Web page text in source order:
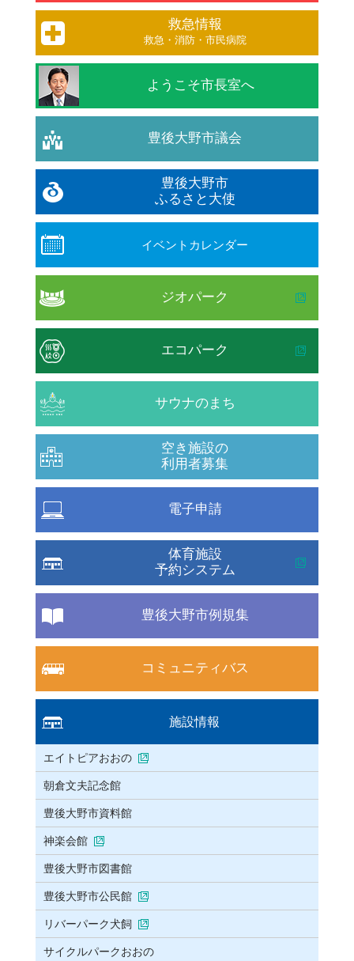
救急情報
救急・消防・市民病院
ようこそ市長室へ
豊後大野市議会
豊後大野市
ふるさと大使
イベントカレンダー
ジオパーク
エコパーク
サウナのまち
空き施設の
利用者募集
電子申請
体育施設
予約システム
豊後大野市例規集
コミュニティバス
施設情報
エイトピアおおの
朝倉文夫記念館
豊後大野市資料館
神楽会館
豊後大野市図書館
豊後大野市公民館
リバーパーク犬飼
サイクルパークおおの